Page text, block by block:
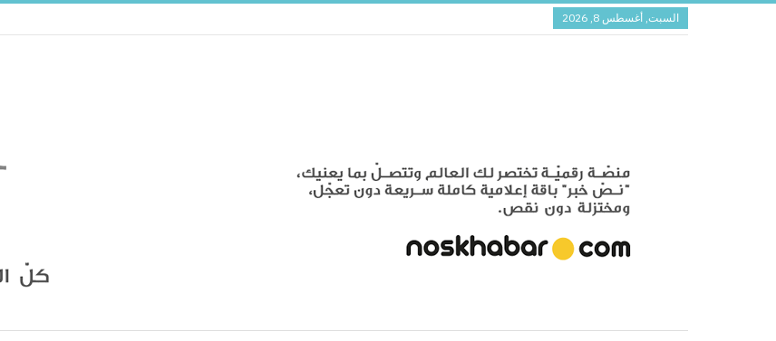
السبت, أغسطس 8, 2026